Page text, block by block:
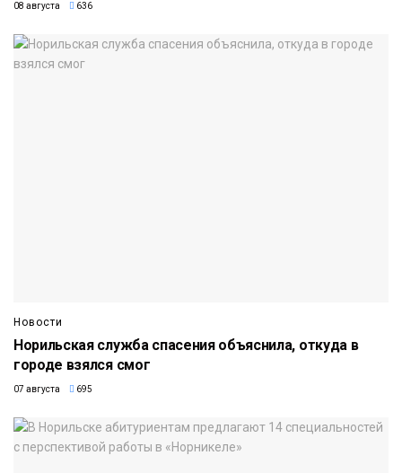
08 августа 636
Новости
Норильская служба спасения объяснила, откуда в
городе взялся смог
07 августа 695